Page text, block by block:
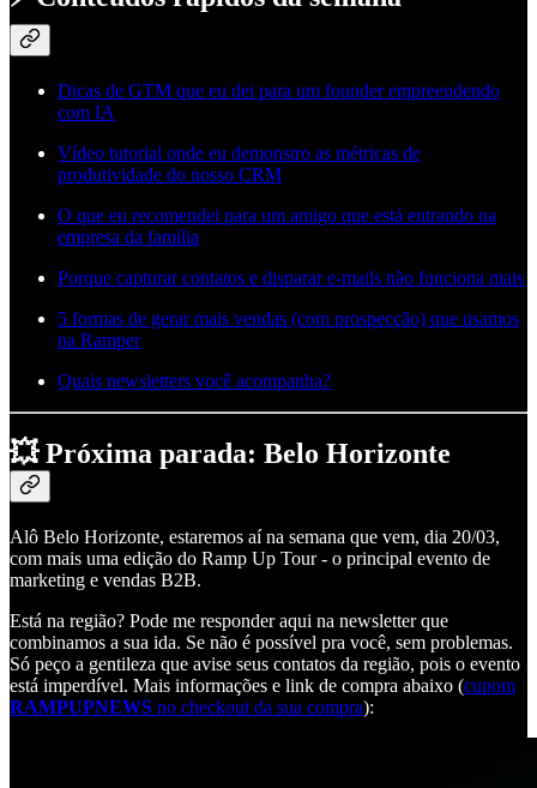
Dicas de GTM que eu dei para um founder empreendendo
com IA
Vídeo tutorial onde eu demonstro as métricas de
produtividade do nosso CRM
O que eu recomendei para um amigo que está entrando na
empresa da família
Porque capturar contatos e disparar e-mails não funciona mais
5 formas de gerar mais vendas (com prospecção) que usamos
na Ramper
Quais newsletters você acompanha?
💥 Próxima parada: Belo Horizonte
Alô Belo Horizonte, estaremos aí na semana que vem, dia 20/03,
com mais uma edição do Ramp Up Tour - o principal evento de
marketing e vendas B2B.
Está na região? Pode me responder aqui na newsletter que
combinamos a sua ida. Se não é possível pra você, sem problemas.
Só peço a gentileza que avise seus contatos da região, pois o evento
está imperdível. Mais informações e link de compra abaixo (cupom
RAMPUPNEWS no checkout da sua compra):